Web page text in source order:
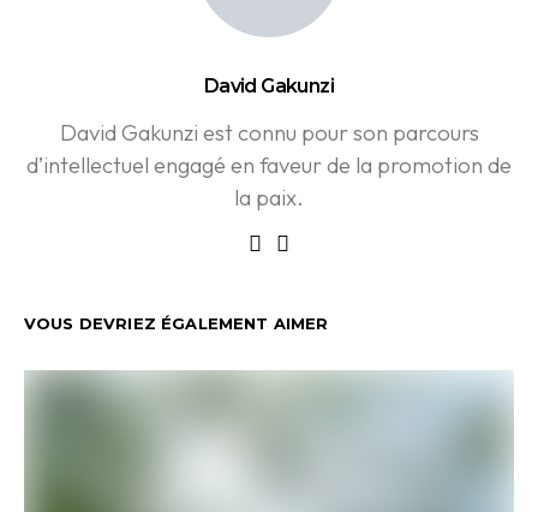
David Gakunzi
David Gakunzi est connu pour son parcours
d’intellectuel engagé en faveur de la promotion de
la paix.
VOUS DEVRIEZ ÉGALEMENT AIMER